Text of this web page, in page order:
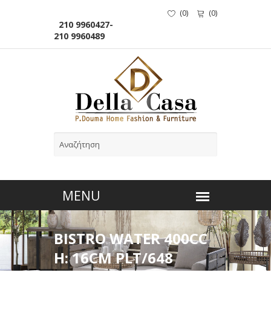
210 9960427-
210 9960489
(0) (0)
BISTRO WATER 400CC
H: 16CM PLT/648
FLX12.SHR24 (smOO)